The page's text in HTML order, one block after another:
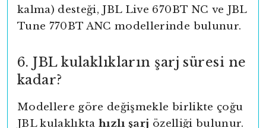
kalma) desteği, JBL Live 670BT NC ve JBL
Tune 770BT ANC modellerinde bulunur.
6. JBL kulaklıkların şarj süresi ne
kadar?
Modellere göre değişmekle birlikte çoğu
JBL kulaklıktahızlı şarj özelliği bulunur.